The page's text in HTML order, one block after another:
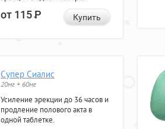
от 115Р Купить
Супер Сиалис
20мг + 60мг
Усиление эрекции до 36 часов и
продление полового акта в
одной таблетке.